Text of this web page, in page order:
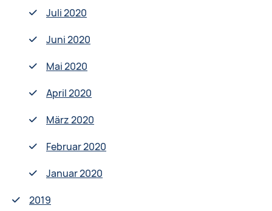
Juli 2020
Juni 2020
Mai 2020
April 2020
März 2020
Februar 2020
Januar 2020
2019